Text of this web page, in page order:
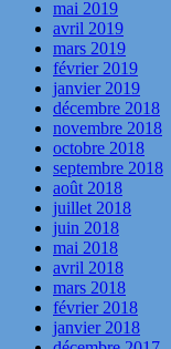
mai 2019
avril 2019
mars 2019
février 2019
janvier 2019
décembre 2018
novembre 2018
octobre 2018
septembre 2018
août 2018
juillet 2018
juin 2018
mai 2018
avril 2018
mars 2018
février 2018
janvier 2018